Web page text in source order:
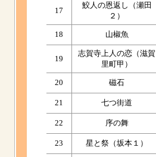
17
鮫人の恩返し（瀬田
２）
18 山椒魚
19
志賀寺上人の恋（滋賀
里町甲）
20 磁石
21 七つ街道
22 序の舞
23 星と祭（坂本１）